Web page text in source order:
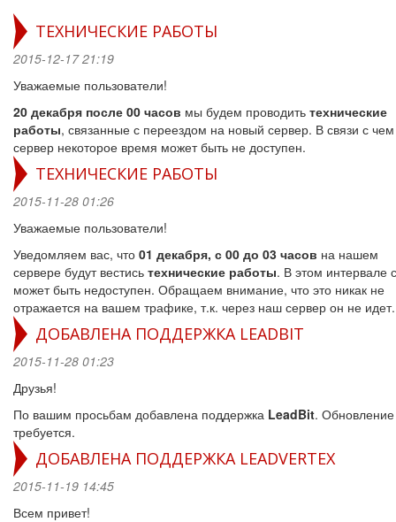
ТЕХНИЧЕСКИЕ РАБОТЫ
2015-12-17 21:19
Уважаемые пользователи!
20 декабря после 00 часов мы будем проводить технические
работы, связанные с переездом на новый сервер. В связи с
сервер некоторое время может быть не доступен.
ТЕХНИЧЕСКИЕ РАБОТЫ
2015-11-28 01:26
Уважаемые пользователи!
Уведомляем вас, что 01 декабря, с 00 до 03 часов на нашем
сервере будут вестись технические работы. В этом интервале
может быть недоступен. Обращаем внимание, что это никак не
отражается на вашем трафике, т.к. через наш сервер он не идет.
ДОБАВЛЕНА ПОДДЕРЖКА LEADBIT
2015-11-28 01:23
Друзья!
По вашим просьбам добавлена поддержка LeadBit.
требуется.
ДОБАВЛЕНА ПОДДЕРЖКА LEADVERTEX
2015-11-19 14:45
Всем привет!